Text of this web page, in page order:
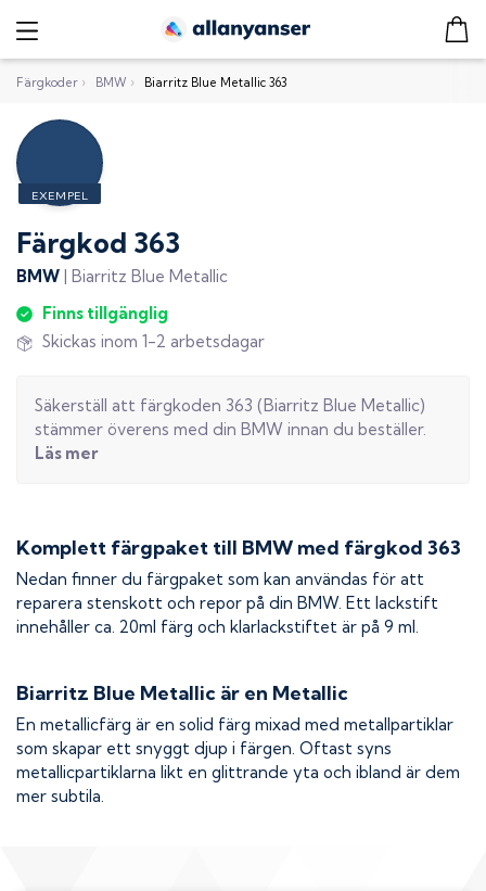
Färgkoder › BMW › Biarritz Blue Metallic 363
Färgkod 363
BMW | Biarritz Blue Metallic
Finns tillgänglig
Skickas inom 1-2 arbetsdagar
Säkerställ att färgkoden 363 (Biarritz Blue Metallic)
stämmer överens med din BMW innan du beställer.
Läs mer
Komplett färgpaket till BMW med färgkod 363
Nedan finner du färgpaket som kan användas för att
reparera stenskott och repor på din BMW. Ett lackstift
innehåller ca. 20ml färg och klarlackstiftet är på 9 ml.
Biarritz Blue Metallic är en Metallic
En metallicfärg är en solid färg mixad med metallpartiklar
som skapar ett snyggt djup i färgen. Oftast syns
metallicpartiklarna likt en glittrande yta och ibland är dem
mer subtila.